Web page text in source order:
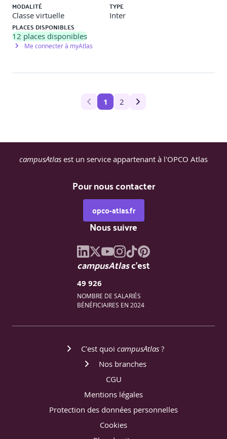
MODALITÉ
Classe virtuelle
TYPE
Inter
PLACES DISPONIBLES
12 places disponibles
Me connecter à myAtlas
1 2
campusAtlas est un service appartenant à l'OPCO Atlas
Pour nous contacter
opco-atlas.fr
Nous suivre
campusAtlasc'est
49 926
NOMBRE DE SALARIÉS
BÉNÉFICIAIRES EN 2024
C'est quoi campusAtlas ?
Nos branches
CGU
Mentions légales
Protection des données personnelles
Cookies